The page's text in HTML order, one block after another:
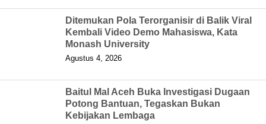
Ditemukan Pola Terorganisir di Balik Viral
Kembali Video Demo Mahasiswa, Kata
Monash University
Agustus 4, 2026
Baitul Mal Aceh Buka Investigasi Dugaan
Potong Bantuan, Tegaskan Bukan
Kebijakan Lembaga